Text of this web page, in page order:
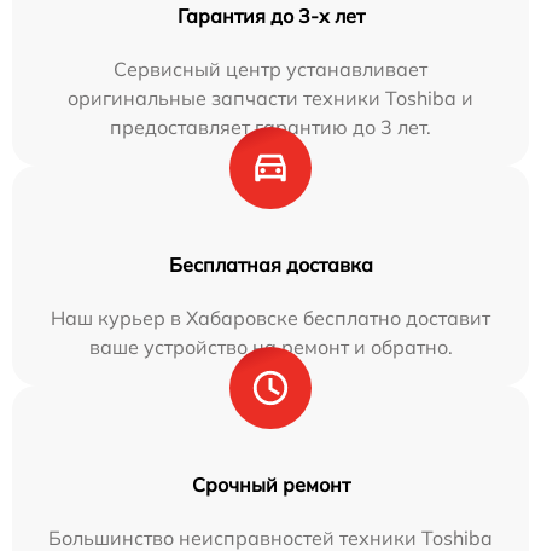
Гарантия до 3-х лет
Сервисный центр устанавливает
оригинальные запчасти техники Toshiba и
предоставляет гарантию до 3 лет.
Бесплатная доставка
Наш курьер в Хабаровске бесплатно доставит
ваше устройство на ремонт и обратно.
Срочный ремонт
Большинство неисправностей техники Toshiba